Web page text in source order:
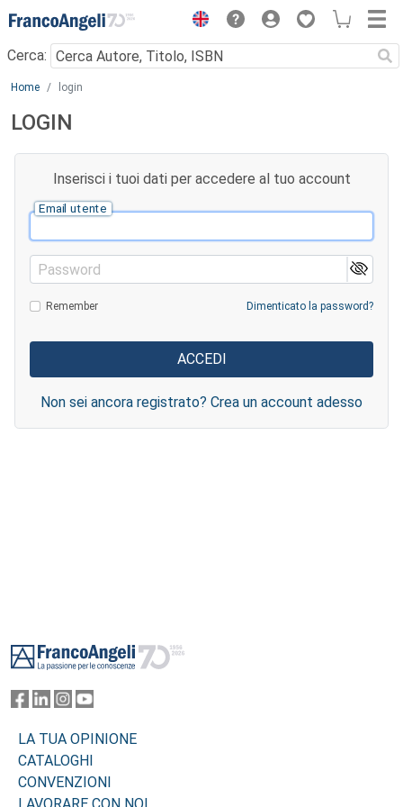
Menu
Cerca:
Main content
Home login
LOGIN
Inserisci i tuoi dati per accedere al tuo account
Email utente
Password
Remember Dimenticato la password?
Non sei ancora registrato? Crea un account adesso
LA TUA OPINIONE
CATALOGHI
CONVENZIONI